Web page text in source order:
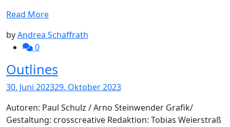
Read More
byAndrea Schaffrath
0
Outlines
30. Juni 202329. Oktober 2023
Autoren: Paul Schulz / Arno Steinwender Grafik/
Gestaltung: crosscreative Redaktion: Tobias Weierstraß